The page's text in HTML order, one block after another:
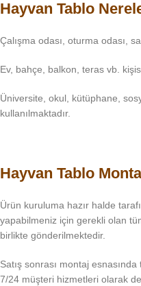
Hayvan Tablo
Çalışma odası, oturma odası,
Ev, bahçe, balkon, teras vb.
Üniversite, okul, kütüphane,
kullanılmaktadır.
Hayvan Tablo
Ürün kuruluma hazır halde
yapabilmeniz için gerekli olan
birlikte gönderilmektedir.
Satış sonrası montaj
7/24 müşteri hizmetleri olarak